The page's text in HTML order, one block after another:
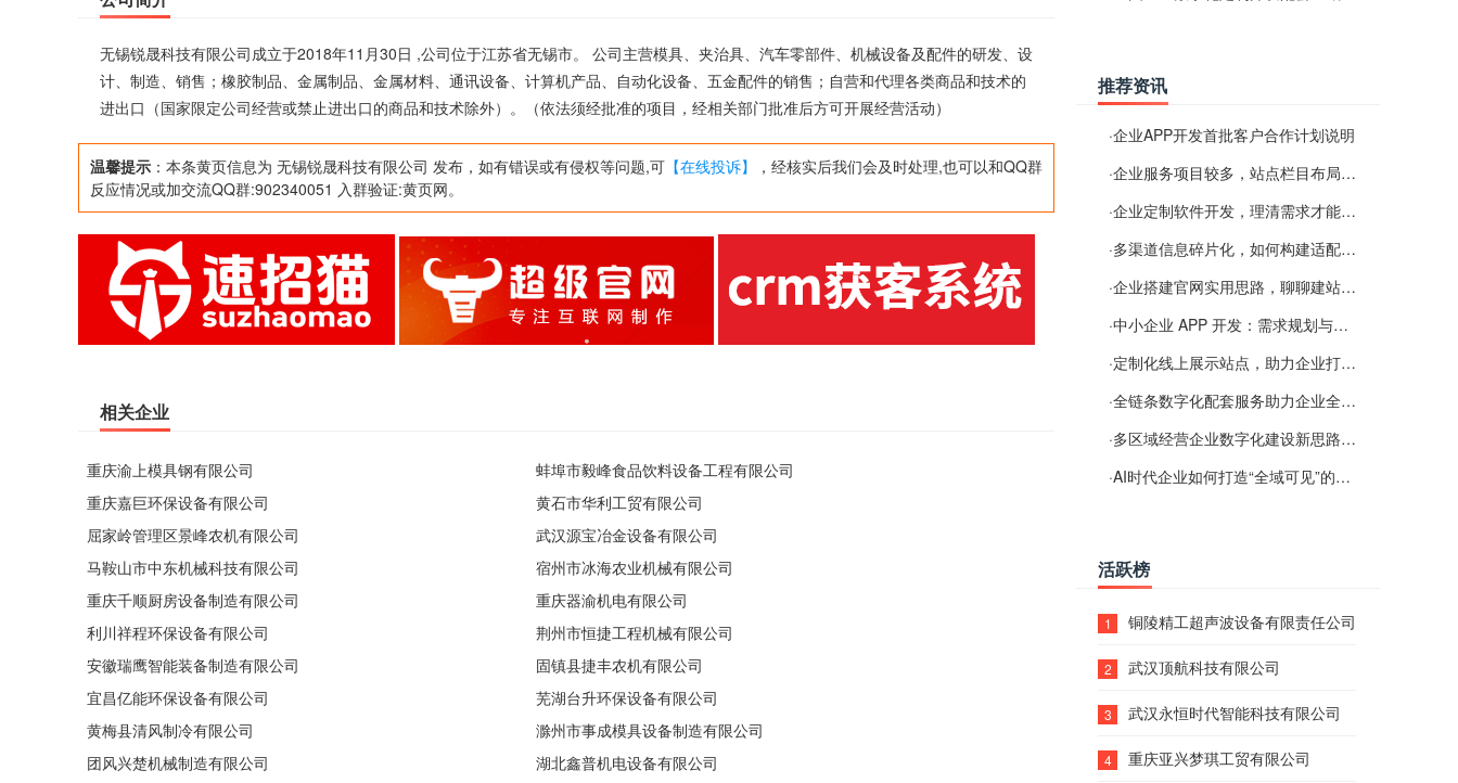
无锡锐晟科技有限公司成立于2018年11月30日 ,公司位于江苏省无锡市。 公司主营模具、夹治具、汽车零部件、机械设备及配件的研发、设
计、制造、销售；橡胶制品、金属制品、金属材料、通讯设备、计算机产品、自动化设备、五金配件的销售；自营和代理各类商品和技术的
进出口（国家限定公司经营或禁止进出口的商品和技术除外）。（依法须经批准的项目，经相关部门批准后方可开展经营活动）
温馨提示 ：本条黄页信息为 无锡锐晟科技有限公司 发布，如有错误或有侵权等问题,可 【在线投诉】
，经核实后我们会及时处理,也可以和QQ群
反应情况或加交流QQ群:902340051 入群验证:黄页网。
相关企业
重庆渝上模具钢有限公司
重庆嘉巨环保设备有限公司
屈家岭管理区景峰农机有限公司
马鞍山市中东机械科技有限公司
重庆千顺厨房设备制造有限公司
利川祥程环保设备有限公司
安徽瑞鹰智能装备制造有限公司
宜昌亿能环保设备有限公司
黄梅县清风制冷有限公司
团风兴楚机械制造有限公司
蚌埠市毅峰食品饮料设备工程有限公司
黄石市华利工贸有限公司
武汉源宝冶金设备有限公司
宿州市冰海农业机械有限公司
重庆器渝机电有限公司
荆州市恒捷工程机械有限公司
固镇县捷丰农机有限公司
芜湖台升环保设备有限公司
滁州市事成模具设备制造有限公司
湖北鑫普机电设备有限公司
推荐资讯
·企业APP开发首批客户合作计划说明
·企业服务项目较多，站点栏目布局规划参考思路
·企业定制软件开发，理清需求才能提升数字化落地效率
·多渠道信息碎片化，如何构建适配 AI 检索的品牌信息源
·企业搭建官网实用思路，聊聊建站容易忽视的问题
·中小企业 APP 开发：需求规划与项目落地避坑经验分享
·定制化线上展示站点，助力企业打通线上经营渠道
·全链条数字化配套服务助力企业全域线上经营
·多区域经营企业数字化建设新思路：多端载体与地域检索一体化落地思路分享
·AI时代企业如何打造“全域可见”的数字资产？梓彤超越给出新解法
活跃榜
1 铜陵精工超声波设备有限责任公司
2 武汉顶航科技有限公司
3 武汉永恒时代智能科技有限公司
4 重庆亚兴梦琪工贸有限公司